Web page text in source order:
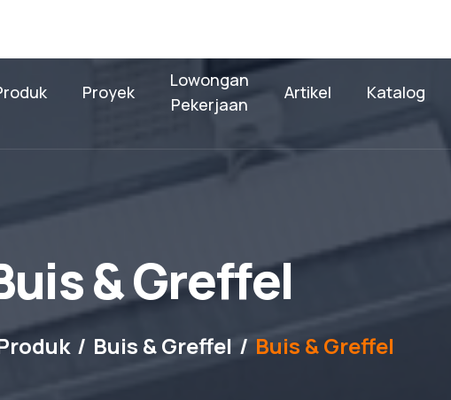
Proyek
Lowongan
Pekerjaan
Artikel Katalog
uis&Greffel
Buis & Greffel Buis & Greffel